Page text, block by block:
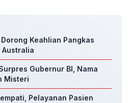
Keahlian Pangkas
Australia
Gubernur BI, Nama
Misteri
Pelayanan Pasien